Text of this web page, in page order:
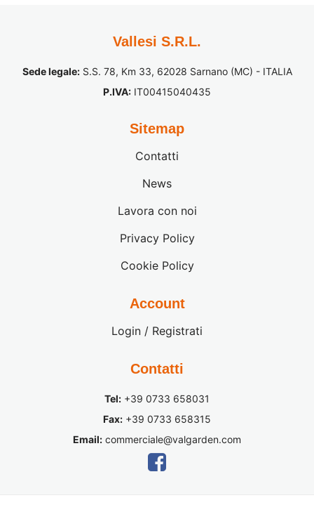
Vallesi S.R.L.
Sede legale:S.S. 78, Km 33, 62028 Sarnano (MC) - ITALIA
P.IVA: IT00415040435
Sitemap
Contatti
News
Lavora con noi
Privacy Policy
Cookie Policy
Account
Login / Registrati
Contatti
Tel: +39 0733 658031
Fax: +39 0733 658315
Email: commerciale@valgarden.com